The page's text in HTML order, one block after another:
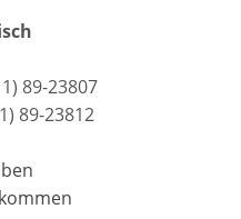
89-23807
89-23812